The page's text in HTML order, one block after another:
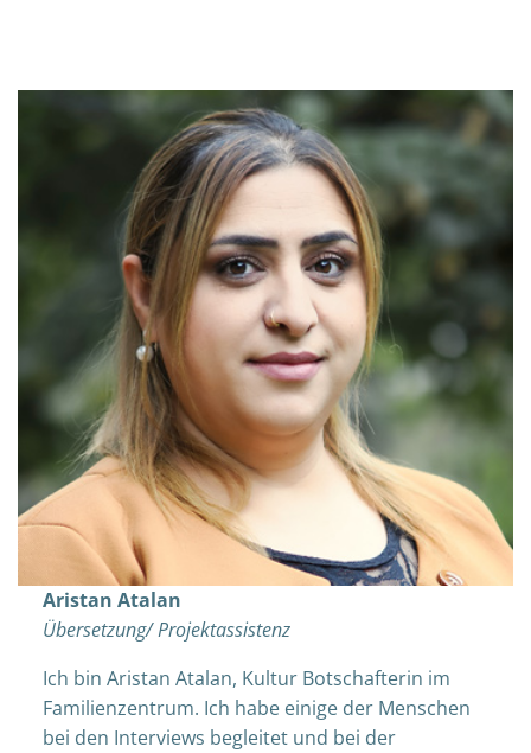
Aristan Atalan
Übersetzung/ Projektassistenz
Ich bin Aristan Atalan, Kultur Botschafterin im
Familienzentrum. Ich habe einige der Menschen
bei den Interviews begleitet und bei der